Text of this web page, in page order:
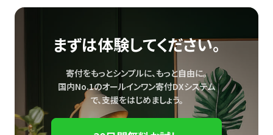
まずは体験してください。
寄付をもっとシンプルに、もっと自由に。
国内No.1のオールインワン寄付DXシステム
で、支援をはじめましょう。